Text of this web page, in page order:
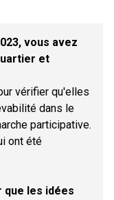
vous avez
et
vérifier qu'elles
dans le
participative.
ont été
que les idées